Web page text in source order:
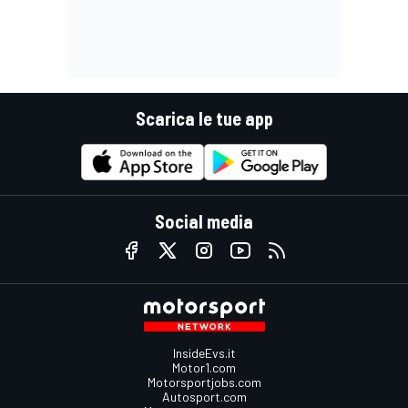
Scarica le tue app
Social media
InsideEvs.it
Motor1.com
Motorsportjobs.com
Autosport.com